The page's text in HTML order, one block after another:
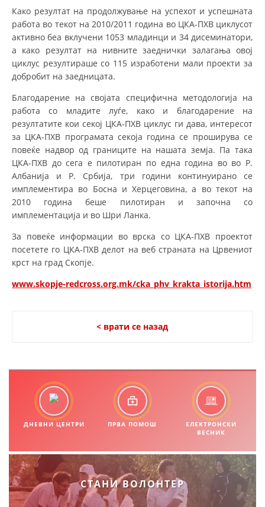
Како резултат на продолжување на успехот и успешната
работа во текот на 2010/2011 година во ЦКА-ПХВ циклусот
активно беа вклучени 1053 младинци и 34 дисеминатори,
а како резултат на нивните заеднички залагања овој
циклус резултираше со 115 изработени мали проекти за
добробит на заедницата.
Благодарение на својата специфична методологија на
работа со младите луѓе, како и благодарение на
резултатите кои секој ЦКА-ПХВ циклус ги дава, интересот
за ЦКА-ПХВ програмата секоја година се проширува се
повеќе надвор од границите на нашата земја. Па така
ЦКА-ПХВ до сега е пилотиран по една година во во Р.
Албанија и Р. Србија, три години континуирано се
имплементира во Босна и Херцеговина, а во текот на
2010 година беше пилотиран и започна со
имплементација и во Шри Ланка.
За повеќе информации во врска со ЦКА-ПХВ проектот
посетете го ЦКА-ПХВ делот на веб страната на Црвениот
крст на град Скопје.
www.skopje-redcross.org.mk/cka_phv_krakta_istorija.htm
< врати се назад
ДНЕВНИ ЦЕНТРИ ПРВА ПОМОШ
ЕЛЕКТРОНСКИ
ВЕСНИК
СТАНИ ВОЛОНТЕР